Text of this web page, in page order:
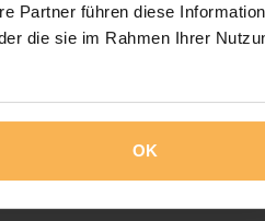
Partner führen diese
die sie im Rahmen Ihrer
OK